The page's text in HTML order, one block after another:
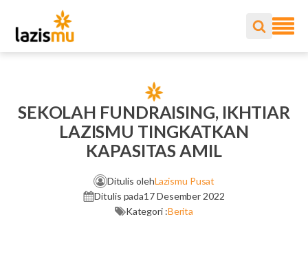
SEKOLAH FUNDRAISING, IKHTIAR
LAZISMU TINGKATKAN
KAPASITAS AMIL
Ditulis olehLazismu Pusat
Ditulis pada17 Desember 2022
Kategori :Berita